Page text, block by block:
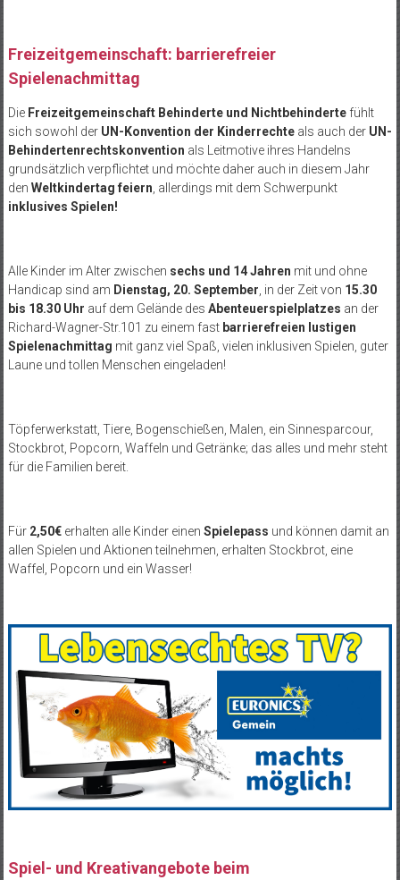
Freizeitgemeinschaft: barrierefreier
Spielenachmittag
Die Freizeitgemeinschaft Behinderte und Nichtbehindertefühlt
sich sowohl der UN-Konvention der Kinderrechteals auch der UN-
Behindertenrechtskonvention als Leitmotive ihres Handelns
grundsätzlich verpflichtet und möchte daher auch in diesem Jahr
den Weltkindertag feiern , allerdings mit dem Schwerpunkt
inklusives Spielen!
Alle Kinder im Alter zwischen sechs und 14 Jahren mit und ohne
Handicap sind am Dienstag, 20. September , in der Zeit von 15.30
bis 18.30 Uhr auf dem Gelände des Abenteuerspielplatzes an der
Richard-Wagner-Str.101 zu einem fast barrierefreien lustigen
Spielenachmittag mit ganz viel Spaß, vielen inklusiven Spielen, guter
Laune und tollen Menschen eingeladen!
Töpferwerkstatt, Tiere, Bogenschießen, Malen, ein Sinnesparcour,
Stockbrot, Popcorn, Waffeln und Getränke; das alles und mehr steht
für die Familien bereit.
Für 2,50€erhalten alle Kinder einen Spielepass und können damit an
allen Spielen und Aktionen teilnehmen, erhalten Stockbrot, eine
Waffel, Popcorn und ein Wasser!
Spiel- und Kreativangebote beim